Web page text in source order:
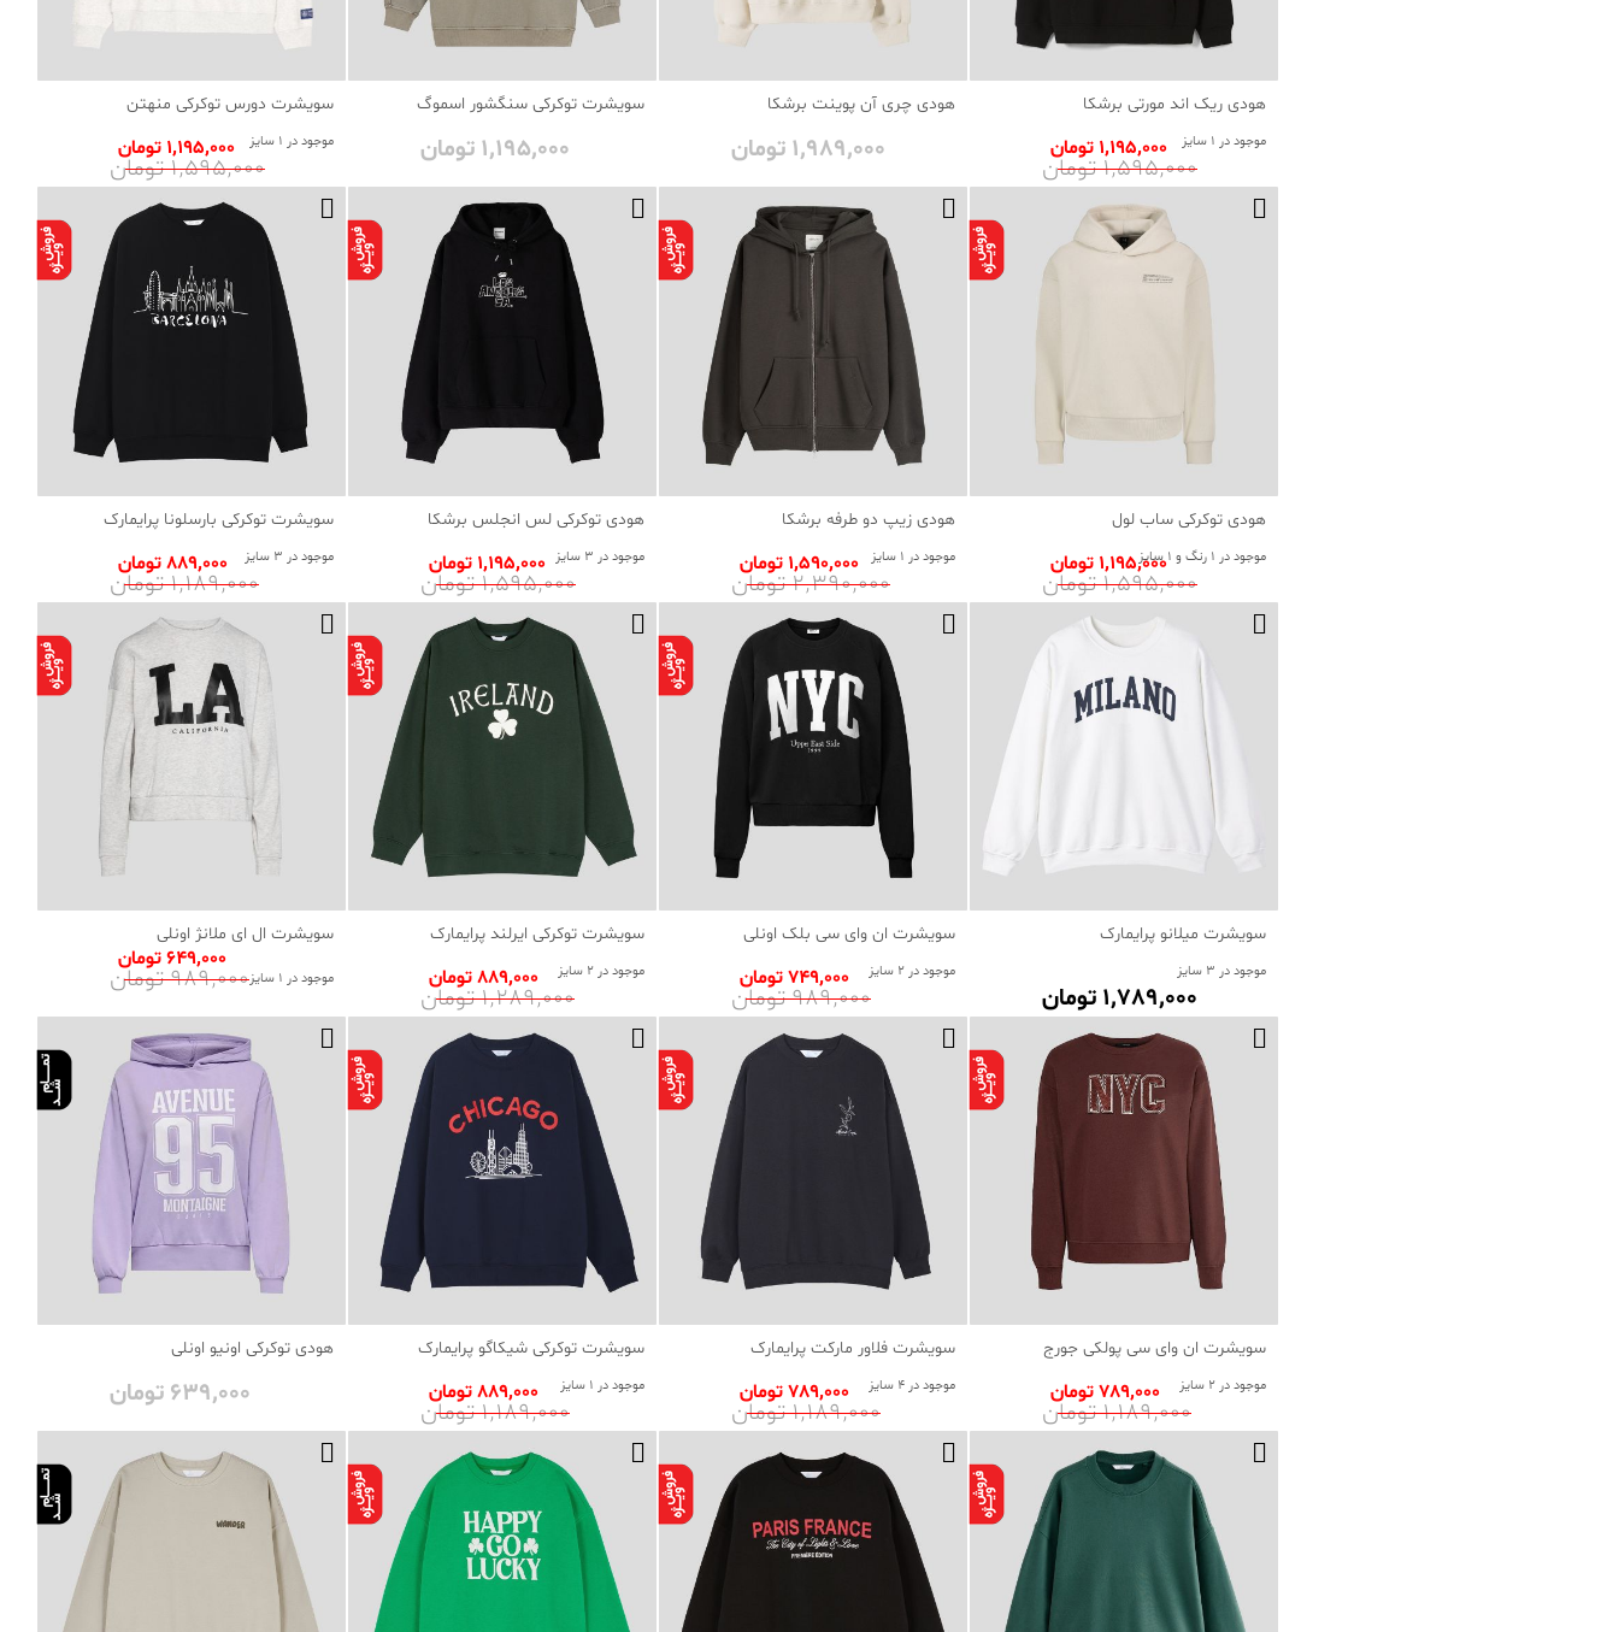
هودی ریک اند مورتی برشکا
موجود در 1 سایز
1٬595٬000 تومان
1٬195٬000 تومان
هودی چری آن پوینت برشکا
1٬989٬000 تومان
سویشرت توکرکی سنگشور اسموگ
1٬195٬000 تومان
سویشرت دورس توکرکی منهتن
موجود در 1 سایز
1٬595٬000 تومان
1٬195٬000 تومان
هودی توکرکی ساب لول
موجود در 1 رنگ و 1 سایز
1٬595٬000 تومان
1٬195٬000 تومان
هودی زیپ دو طرفه برشکا
موجود در 1 سایز
2٬390٬000 تومان
1٬590٬000 تومان
هودی توکرکی لس انجلس برشکا
موجود در 3 سایز
1٬595٬000 تومان
1٬195٬000 تومان
سویشرت توکرکی بارسلونا پرایمارک
موجود در 3 سایز
1٬189٬000 تومان
889٬000 تومان
سویشرت میلانو پرایمارک
موجود در 3 سایز
1٬789٬000 تومان
سویشرت ان وای سی بلک اونلی
موجود در 2 سایز
989٬000 تومان
749٬000 تومان
سویشرت توکرکی ایرلند پرایمارک
موجود در 2 سایز
1٬289٬000 تومان
889٬000 تومان
سویشرت ال ای ملانژ اونلی
موجود در 1 سایز 989٬000 تومان
649٬000 تومان
سویشرت ان وای سی پولکی جورج
موجود در 2 سایز
1٬189٬000 تومان
789٬000 تومان
سویشرت فلاور مارکت پرایمارک
موجود در 4 سایز
1٬189٬000 تومان
789٬000 تومان
سویشرت توکرکی شیکاگو پرایمارک
موجود در 1 سایز
1٬189٬000 تومان
889٬000 تومان
هودی توکرکی اونیو اونلی
639٬000 تومان